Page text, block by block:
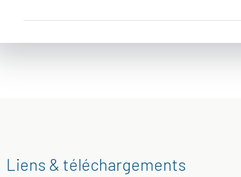
Liens & téléchargements